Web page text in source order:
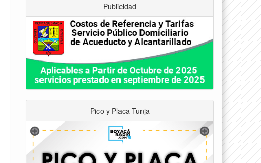
Publicidad
Pico y Placa Tunja